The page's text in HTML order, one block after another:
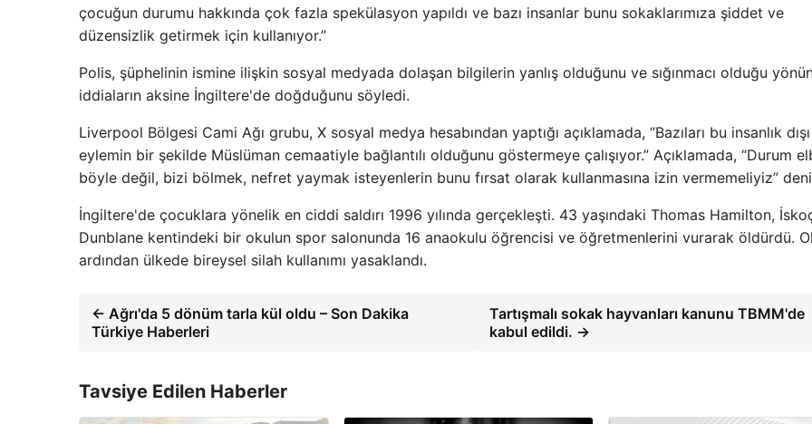
çocuğun durumu hakkında çok fazla spekülasyon yapıldı ve bazı insanlar bunu sokaklarımıza şiddet ve
düzensizlik getirmek için kullanıyor.”
Polis, şüphelinin ismine ilişkin sosyal medyada dolaşan bilgilerin yanlış olduğunu ve sığınmacı olduğu
iddiaların aksine İngiltere'de doğduğunu söyledi.
Liverpool Bölgesi Cami Ağı grubu, X sosyal medya hesabından yaptığı açıklamada, “Bazıları bu insanlık dışı
eylemin bir şekilde Müslüman cemaatiyle bağlantılı olduğunu göstermeye çalışıyor.” Açıklamada, “Durum
böyle değil, bizi bölmek, nefret yaymak isteyenlerin bunu fırsat olarak kullanmasına izin vermemeliyiz”
İngiltere'de çocuklara yönelik en ciddi saldırı 1996 yılında gerçekleşti. 43 yaşındaki Thomas Hamilton,
Dunblane kentindeki bir okulun spor salonunda 16 anaokulu öğrencisi ve öğretmenlerini vurarak öldürdü.
ardından ülkede bireysel silah kullanımı yasaklandı.
← Ağrı'da 5 dönüm tarla kül oldu – Son Dakika
Türkiye Haberleri
Tartışmalı sokak hayvanları kanunu TBMM'de
kabul edildi. →
Tavsiye Edilen Haberler